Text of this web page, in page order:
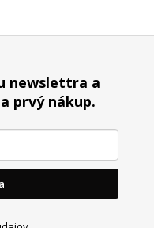
newslettra a
prvý nákup.